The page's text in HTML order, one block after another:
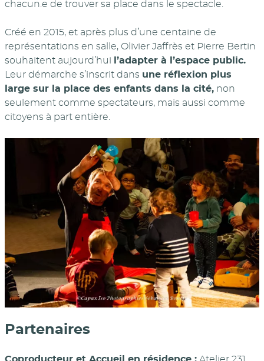
chacun.e de trouver sa place dans le spectacle.
Créé en 2015, et après plus d’une centaine de
représentations en salle, Olivier Jaffrès et Pierre Bertin
souhaitent aujourd’hui
l’adapter à l’espace public.
Leur démarche s’inscrit dans une réflexion plus
large sur la place des enfants dans la cité, non
seulement comme spectateurs, mais aussi comme
citoyens à part entière.
Partenaires
Coproducteur et Accueil en résidence : Atelier 231